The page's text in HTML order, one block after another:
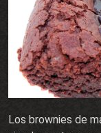
Los brownies de